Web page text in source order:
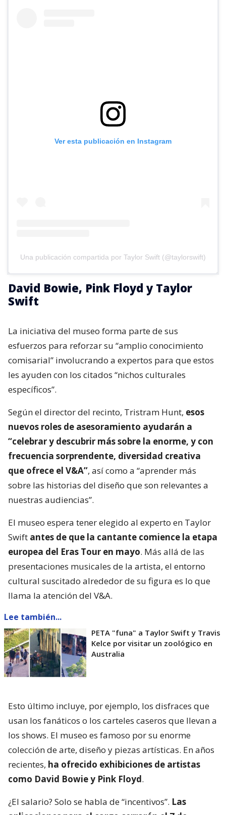
Ver esta publicación en Instagram
Una publicación compartida por Taylor Swift (@taylorswift)
David Bowie, Pink Floyd y Taylor
Swift
La iniciativa del museo forma parte de sus
esfuerzos para reforzar su “amplio conocimiento
comisarial” involucrando a expertos para que estos
les ayuden con los citados “nichos culturales
específicos”.
Según el director del recinto, Tristram Hunt, esos
nuevos roles de asesoramiento ayudarán a
“celebrar y descubrir más sobre la enorme, y con
frecuencia sorprendente, diversidad creativa
que ofrece el V&A”, así como a “aprender más
sobre las historias del diseño que son relevantes a
nuestras audiencias”.
El museo espera tener elegido al experto en Taylor
Swift antes de que la cantante comience la etapa
europea del Eras Tour en mayo. Más allá de las
presentaciones musicales de la artista, el entorno
cultural suscitado alrededor de su figura es lo que
llama la atención del V&A.
Lee también...
PETA "funa" a Taylor Swift y Travis
Kelce por visitar un zoológico en
Australia
Esto último incluye, por ejemplo, los disfraces que
usan los fanáticos o los carteles caseros que llevan a
los shows. El museo es famoso por su enorme
colección de arte, diseño y piezas artísticas. En años
recientes, ha ofrecido exhibiciones de artistas
como David Bowie y Pink Floyd.
¿El salario? Solo se habla de “incentivos”. Las